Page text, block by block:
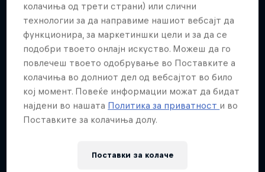
колачиња од трети страни) или слични
технологии за да направиме нашиот вебсајт да
функционира, за маркетиншки цели и за да се
подобри твоето онлајн искуство. Можеш да го
повлечеш твоето одобрување во Поставките а
колачиња во долниот дел од вебсајтот во било
кој момент. Повеќе информации можат да бидат
најдени во нашата Политика за приватност и во
Поставките за колачиња долу.
Поставки за колачe